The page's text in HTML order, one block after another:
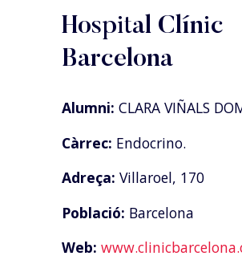
Hospital Clínic
Barcelona
Alumni: CLARA VIÑALS
Càrrec: Endocrino.
Adreça: Villaroel, 170
Població: Barcelona
Web: